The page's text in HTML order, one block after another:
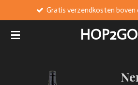
naar
HOP2GO
Gratis verzendkosten boven de € 70